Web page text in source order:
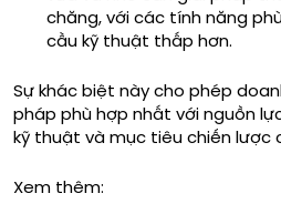
chăng, với các tính năng
cầu kỹ thuật thấp hơn.
Sự khác biệt này cho phép
pháp phù hợp nhất với nguồn
kỹ thuật và mục tiêu chiến lược
Xem thêm: